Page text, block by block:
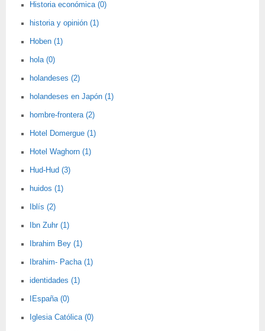
Historia económica (0)
historia y opinión (1)
Hoben (1)
hola (0)
holandeses (2)
holandeses en Japón (1)
hombre-frontera (2)
Hotel Domergue (1)
Hotel Waghorn (1)
Hud-Hud (3)
huidos (1)
Iblís (2)
Ibn Zuhr (1)
Ibrahim Bey (1)
Ibrahim- Pacha (1)
identidades (1)
IEspaña (0)
Iglesia Católica (0)